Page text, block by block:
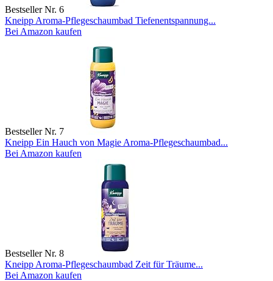
Bestseller Nr. 6
Kneipp Aroma-Pflegeschaumbad Tiefenentspannung...
Bei Amazon kaufen
Bestseller Nr. 7
Kneipp Ein Hauch von Magie Aroma-Pflegeschaumbad...
Bei Amazon kaufen
Bestseller Nr. 8
Kneipp Aroma-Pflegeschaumbad Zeit für Träume...
Bei Amazon kaufen